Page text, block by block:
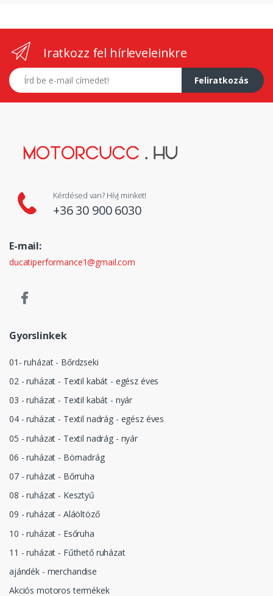
Iratkozz fel hírleveleinkre
E-mail címed
Feliratkozás
Kérdésed van? Hívj minket!
+36 30 900 6030
E-mail:
ducatiperformance1@gmail.com
Gyorslinkek
01- ruházat - Bőrdzseki
02 - ruházat - Textil kabát - egész éves
03 - ruházat - Textil kabát - nyár
04 - ruházat - Textil nadrág - egész éves
05 - ruházat - Textil nadrág - nyár
06 - ruházat - Börnadrág
07 - ruházat - Bőrruha
08 - ruházat - Kesztyű
09 - ruházat - Aláöltöző
10 - ruházat - Esőruha
11 - ruházat - Fűthető ruházat
ajándék - merchandise
Akciós motoros termékek